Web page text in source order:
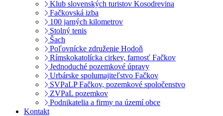
Klub slovenských turistov Kosodrevina
Fačkovská izba
100 jarných kilometrov
Stolný tenis
Šach
Poľovnícke združenie Hodoň
Rímskokatolícka cirkev, farnosť Fačkov
Jednoduché pozemkové úpravy
Urbárske spolumajiteľstvo Fačkov
SVPaLP Fačkov, pozemkové spoločenstvo
ZVPaL pozemkov
Podnikatelia a firmy na území obce
Kontakt